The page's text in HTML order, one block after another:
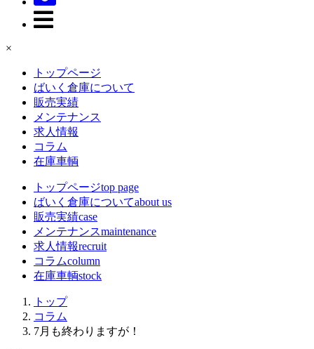
×
トップページ
ばいく倉庫について
販売実績
メンテナンス
求人情報
コラム
在庫車輌
トップページtop page
ばいく倉庫についてabout us
販売実績case
メンテナンスmaintenance
求人情報recruit
コラムcolumn
在庫車輌stock
トップ
コラム
7月も終わりますが！